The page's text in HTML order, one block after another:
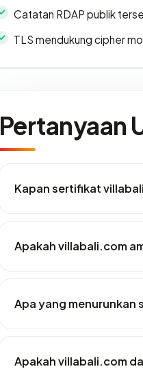
Catatan RDAP publik
TLS mendukung cipher
Pertanyaan
Kapan sertifikat
Apakah villabali.com
Apa yang menurunkan
Apakah villabali.com